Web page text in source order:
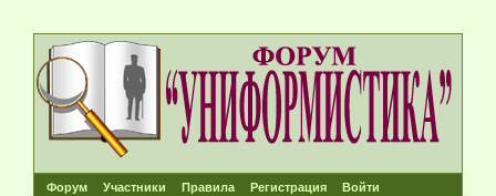
Форум Участники Правила Регистрация Войти